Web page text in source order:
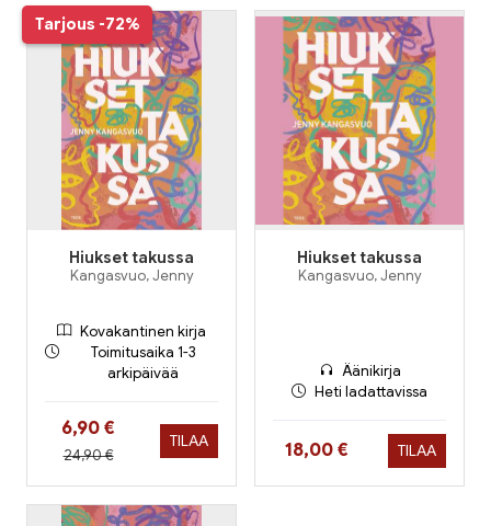
Tarjous -72%
Hiukset takussa
Kangasvuo, Jenny
Kovakantinen kirja
Toimitusaika 1-3
arkipäivää
Hinta nyt
6,90 €
Hinta aiemmin
24,90 €
TILAA
Hiukset takussa
Kangasvuo, Jenny
Äänikirja
Heti ladattavissa
Hinta nyt
18,00 € TILAA